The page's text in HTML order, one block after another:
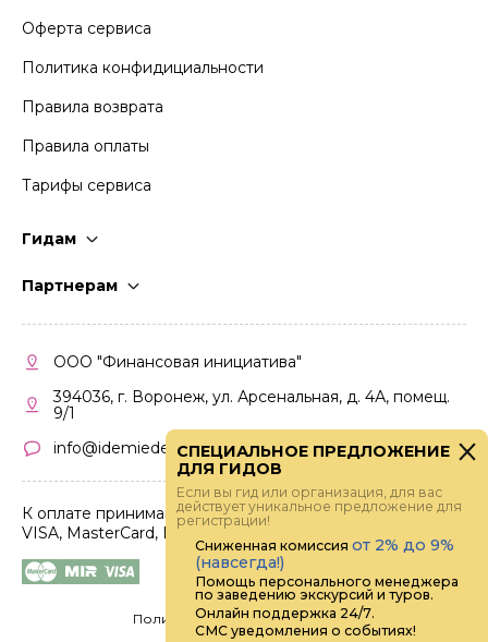
Оферта сервиса
Политика конфидициальности
Правила возврата
Правила оплаты
Тарифы сервиса
Гидам
Партнерам
Кабинет партнера
Правила участия
ООО "Финансовая инициатива"
394036, г. Воронеж, ул. Арсенальная, д. 4А, помещ.
9/1
info@idemiedem.ru
К оплате принимаются карты
VISA, MasterCard, МИР
Политика конфиденциальности
СПЕЦИАЛЬНОЕ ПРЕДЛОЖЕНИЕ
ДЛЯ ГИДОВ
Если вы гид или организация, для вас
действует уникальное предложение для
регистрации!
Сниженная комиссия от 2% до 9%
(навсегда!)
Помощь персонального менеджера
по заведению экскурсий и туров.
Онлайн поддержка 24/7.
СМС уведомления о событиях!